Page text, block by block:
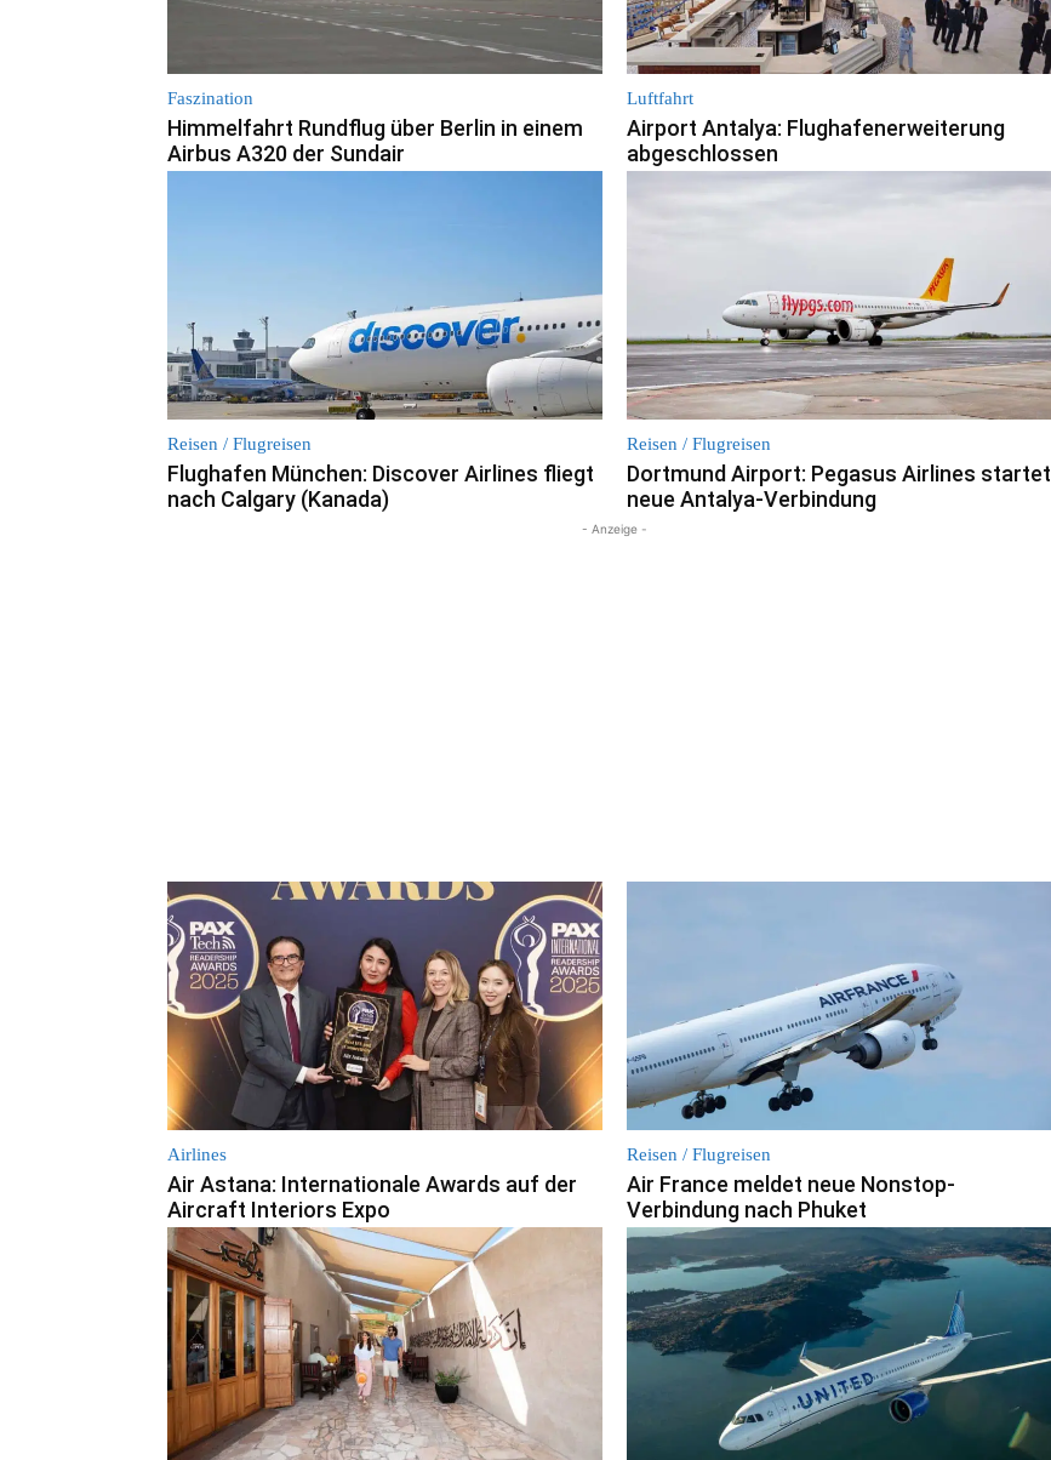
Faszination
Himmelfahrt Rundflug über Berlin in einem
Airbus A320 der Sundair
Luftfahrt
Airport Antalya: Flughafenerweiterung
abgeschlossen
Reisen / Flugreisen
Flughafen München: Discover Airlines fliegt
nach Calgary (Kanada)
Reisen / Flugreisen
Dortmund Airport: Pegasus Airlines startet
neue Antalya-Verbindung
- Anzeige -
Airlines
Air Astana: Internationale Awards auf der
Aircraft Interiors Expo
Reisen / Flugreisen
Air France meldet neue Nonstop-
Verbindung nach Phuket